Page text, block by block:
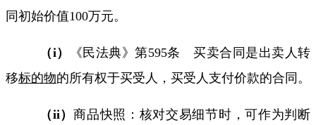
同初始价值100万元。
（i） 《民法典》第595条 买卖合同是出卖人转
移标的物的所有权于买受人，买受人支付价款的合同。
（ii）商品快照：核对交易细节时，可作为判断